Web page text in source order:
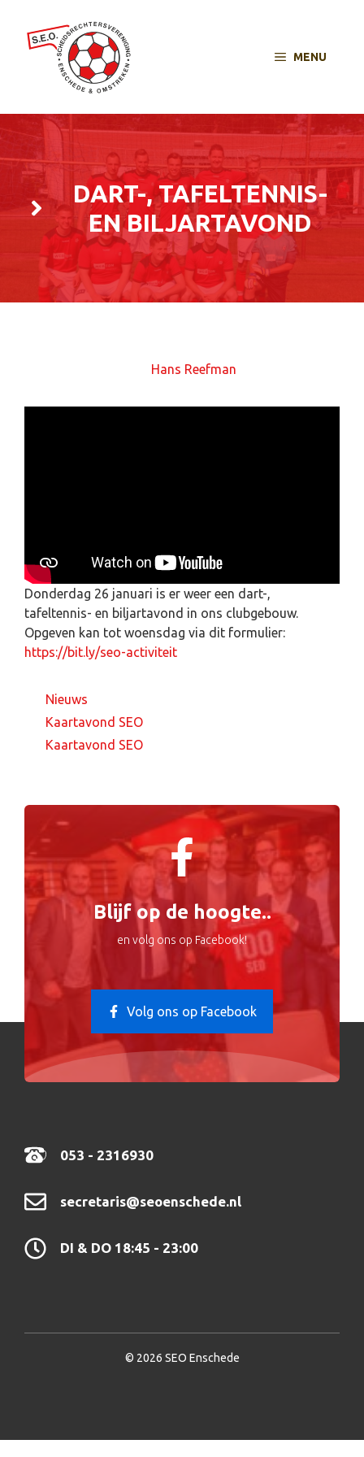
MENU
DART-, TAFELTENNIS-
EN BILJARTAVOND
Hans Reefman
Donderdag 26 januari is er weer een dart-,
tafeltennis- en biljartavond in ons clubgebouw.
Opgeven kan tot woensdag via dit formulier:
https://bit.ly/seo-activiteit
Nieuws
Kaartavond SEO
Kaartavond SEO
Blijf op de hoogte..
en volg ons op Facebook!
Volg ons op Facebook
053 - 2316930
secretaris@seoenschede.nl
DI & DO 18:45 - 23:00
© 2026 SEO Enschede